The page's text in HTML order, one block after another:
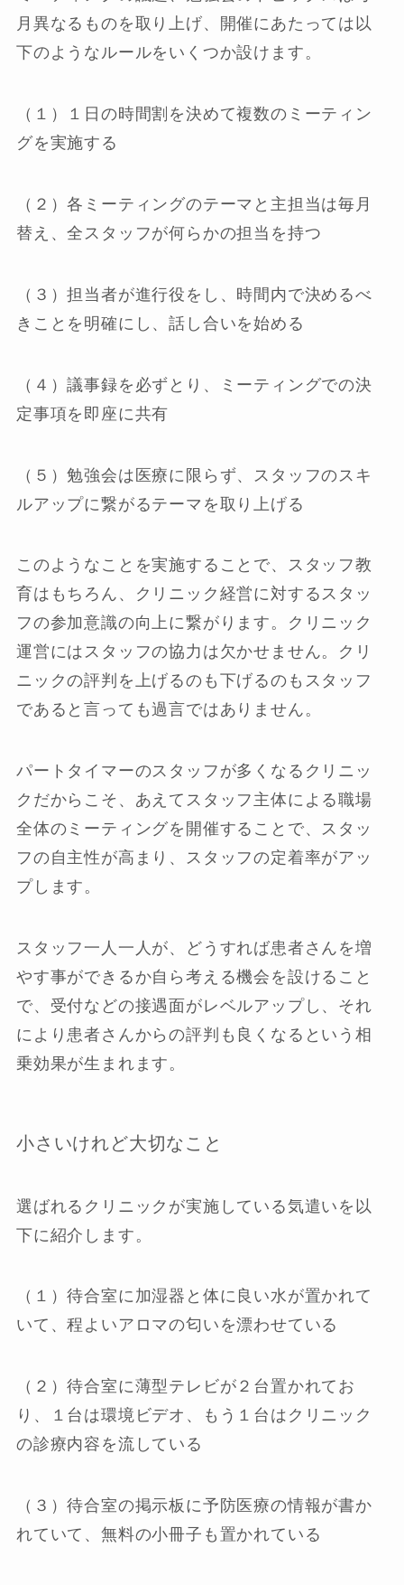
月異なるものを取り上げ、開催にあたっては以
下のようなルールをいくつか設けます。
（１）１日の時間割を決めて複数のミーティン
グを実施する
（２）各ミーティングのテーマと主担当は毎月
替え、全スタッフが何らかの担当を持つ
（３）担当者が進行役をし、時間内で決めるべ
きことを明確にし、話し合いを始める
（４）議事録を必ずとり、ミーティングでの決
定事項を即座に共有
（５）勉強会は医療に限らず、スタッフのスキ
ルアップに繋がるテーマを取り上げる
このようなことを実施することで、スタッフ教
育はもちろん、クリニック経営に対するスタッ
フの参加意識の向上に繋がります。クリニック
運営にはスタッフの協力は欠かせません。クリ
ニックの評判を上げるのも下げるのもスタッフ
であると言っても過言ではありません。
パートタイマーのスタッフが多くなるクリニッ
クだからこそ、あえてスタッフ主体による職場
全体のミーティングを開催することで、スタッ
フの自主性が高まり、スタッフの定着率がアッ
プします。
スタッフ一人一人が、どうすれば患者さんを増
やす事ができるか自ら考える機会を設けること
で、受付などの接遇面がレベルアップし、それ
により患者さんからの評判も良くなるという相
乗効果が生まれます。
小さいけれど大切なこと
選ばれるクリニックが実施している気遣いを以
下に紹介します。
（１）待合室に加湿器と体に良い水が置かれて
いて、程よいアロマの匂いを漂わせている
（２）待合室に薄型テレビが２台置かれてお
り、１台は環境ビデオ、もう１台はクリニック
の診療内容を流している
（３）待合室の掲示板に予防医療の情報が書か
れていて、無料の小冊子も置かれている